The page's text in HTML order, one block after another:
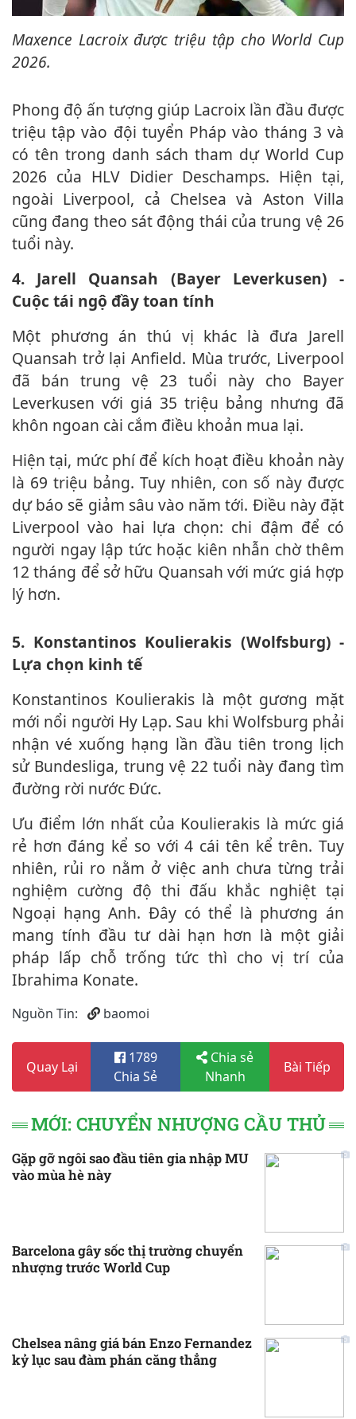
Maxence Lacroix được triệu tập cho World Cup
2026.
Phong độ ấn tượng giúp Lacroix lần đầu được
triệu tập vào đội tuyển Pháp vào tháng 3 và
có tên trong danh sách tham dự World Cup
2026 của HLV Didier Deschamps. Hiện tại,
ngoài Liverpool, cả Chelsea và Aston Villa
cũng đang theo sát động thái của trung vệ 26
tuổi này.
4. Jarell Quansah (Bayer Leverkusen) -
Cuộc tái ngộ đầy toan tính
Một phương án thú vị khác là đưa Jarell
Quansah trở lại Anfield. Mùa trước, Liverpool
đã bán trung vệ 23 tuổi này cho Bayer
Leverkusen với giá 35 triệu bảng nhưng đã
khôn ngoan cài cắm điều khoản mua lại.
Hiện tại, mức phí để kích hoạt điều khoản này
là 69 triệu bảng. Tuy nhiên, con số này được
dự báo sẽ giảm sâu vào năm tới. Điều này đặt
Liverpool vào hai lựa chọn: chi đậm để có
người ngay lập tức hoặc kiên nhẫn chờ thêm
12 tháng để sở hữu Quansah với mức giá hợp
lý hơn.
5. Konstantinos Koulierakis (Wolfsburg) -
Lựa chọn kinh tế
Konstantinos Koulierakis là một gương mặt
mới nổi người Hy Lạp. Sau khi Wolfsburg phải
nhận vé xuống hạng lần đầu tiên trong lịch
sử Bundesliga, trung vệ 22 tuổi này đang tìm
đường rời nước Đức.
Ưu điểm lớn nhất của Koulierakis là mức giá
rẻ hơn đáng kể so với 4 cái tên kể trên. Tuy
nhiên, rủi ro nằm ở việc anh chưa từng trải
nghiệm cường độ thi đấu khắc nghiệt tại
Ngoại hạng Anh. Đây có thể là phương án
mang tính đầu tư dài hạn hơn là một giải
pháp lấp chỗ trống tức thì cho vị trí của
Ibrahima Konate.
Nguồn Tin: baomoi
Quay Lại
1789
Chia Sẻ
Chia sẻ
Nhanh
Bài Tiếp
MỚI: CHUYỂN NHƯỢNG CẦU THỦ
Gặp gỡ ngôi sao đầu tiên gia nhập MU
vào mùa hè này
Barcelona gây sốc thị trường chuyển
nhượng trước World Cup
Chelsea nâng giá bán Enzo Fernandez
kỷ lục sau đàm phán căng thẳng